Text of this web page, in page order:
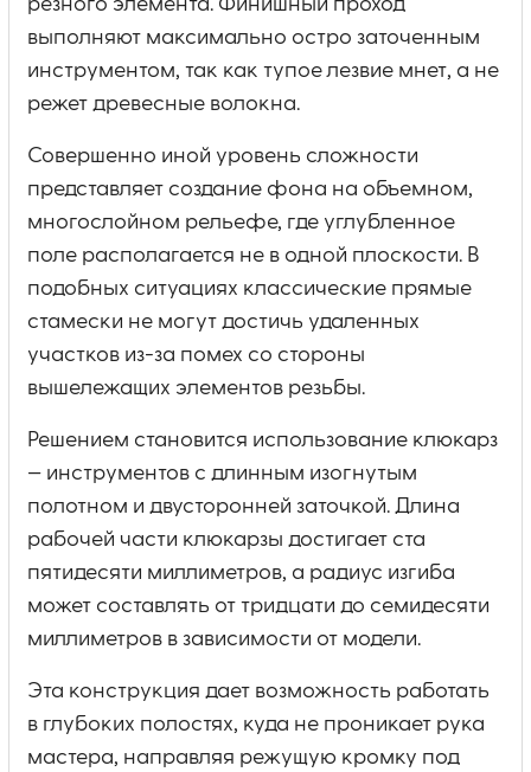
резного элемента. Финишный проход
выполняют максимально остро заточенным
инструментом, так как тупое лезвие мнет, а не
режет древесные волокна.
Совершенно иной уровень сложности
представляет создание фона на объемном,
многослойном рельефе, где углубленное
поле располагается не в одной плоскости. В
подобных ситуациях классические прямые
стамески не могут достичь удаленных
участков из-за помех со стороны
вышележащих элементов резьбы.
Решением становится использование клюкарз
— инструментов с длинным изогнутым
полотном и двусторонней заточкой. Длина
рабочей части клюкарзы достигает ста
пятидесяти миллиметров, а радиус изгиба
может составлять от тридцати до семидесяти
миллиметров в зависимости от модели.
Эта конструкция дает возможность работать
в глубоких полостях, куда не проникает рука
мастера, направляя режущую кромку под